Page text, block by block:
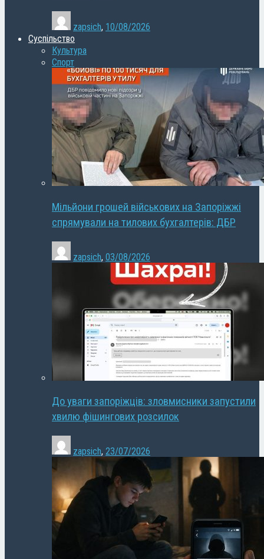
zapsich, 10/08/2026
Суспільство
Культура
Спорт
Мільйони грошей військових на Запоріжжі
спрямували на тилових бухгалтерів: ДБР
zapsich, 03/08/2026
До уваги запоріжців: зловмисники запустили
хвилю фішингових розсилок
zapsich, 23/07/2026